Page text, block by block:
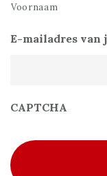
Voornaam
E-mailadres van
CAPTCHA